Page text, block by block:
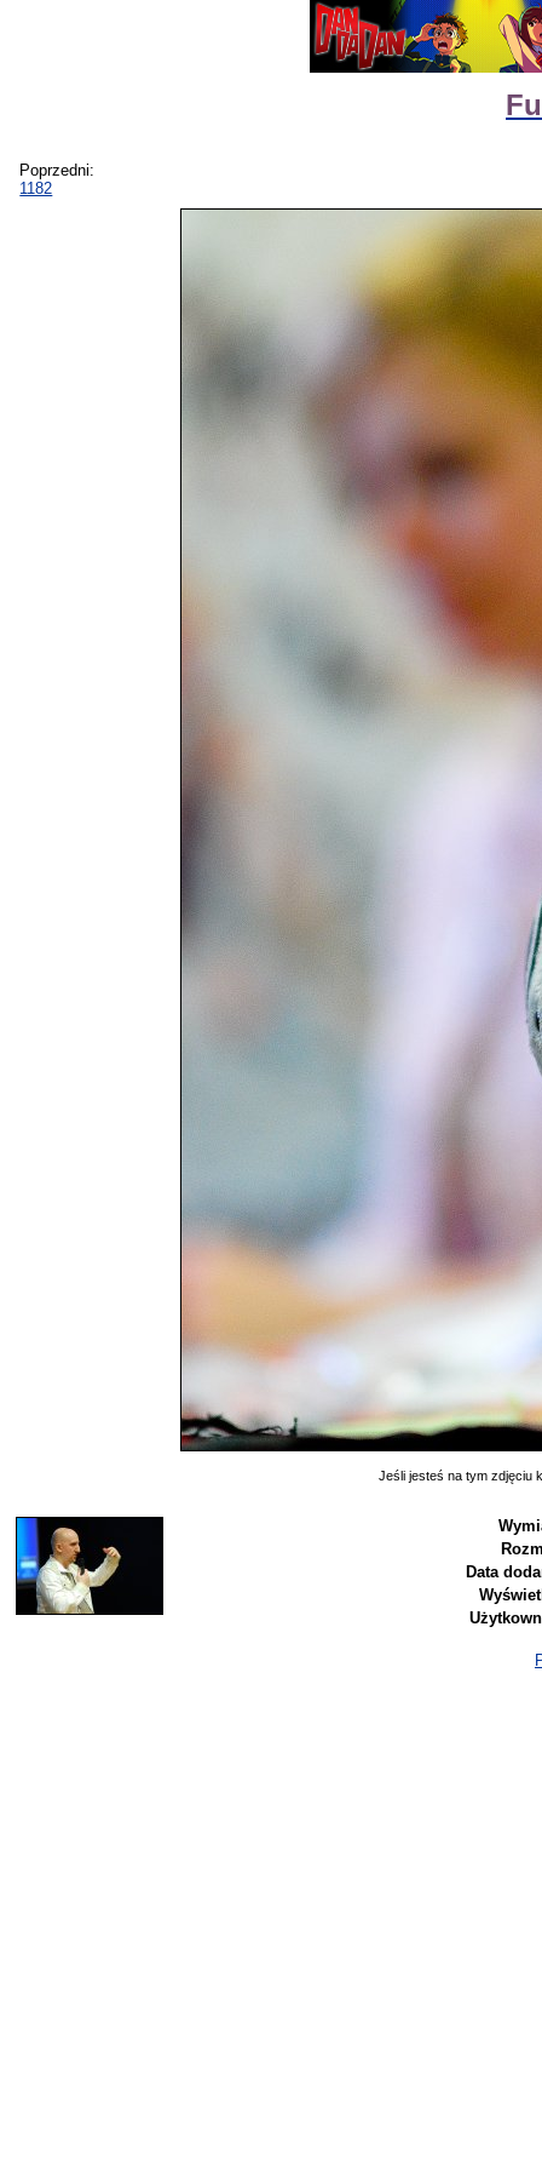
Poprzedni:
1182
Jeśli jesteś na tym zdjęciu
Data